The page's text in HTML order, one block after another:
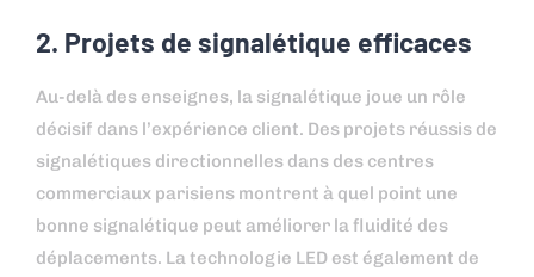
2. Projets de signalétique efficaces
Au-delà des enseignes, la signalétique joue un rôle
décisif dans l’expérience client. Des projets réussis de
signalétiques directionnelles dans des centres
commerciaux parisiens montrent à quel point une
bonne signalétique peut améliorer la fluidité des
déplacements. La technologie LED est également de